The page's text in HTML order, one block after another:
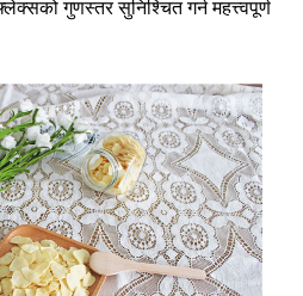
गुणस्तर सुनिश्चित गर्न महत्त्वपूर्ण